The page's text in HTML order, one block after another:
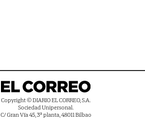
Copyright © DIARIO EL CORREO, S.A.
Sociedad Unipersonal.
C/ Gran Vía 45, 3ª planta, 48011 Bilbao